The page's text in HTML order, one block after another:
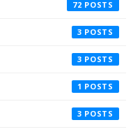
72
3
3
1
3